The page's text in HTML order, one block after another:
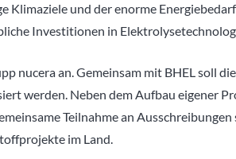
Klimaziele und der enorme
Investitionen in
nucera an. Gemeinsam mit BHEL soll
werden. Neben dem Aufbau eigener
Teilnahme an
im Land.